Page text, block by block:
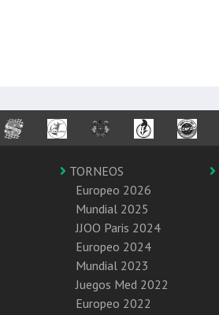
TORNEOS
Europeo 2026
Mundial 2025
JJOO Paris 2024
Europeo 2024
Mundial 2023
Juegos Med 2022
Europeo 2022